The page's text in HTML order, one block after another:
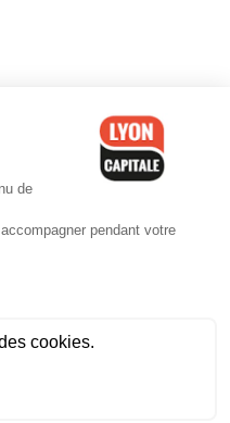
-CGV-Politique de